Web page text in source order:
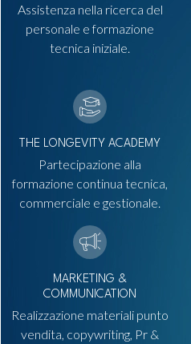
Assistenza nella ricerca del
personale e formazione
tecnica iniziale.
THE LONGEVITY ACADEMY
Partecipazione alla
formazione continua tecnica,
commerciale e gestionale.
MARKETING &
COMMUNICATION
Realizzazione materiali punto
vendita, copywriting, Pr &